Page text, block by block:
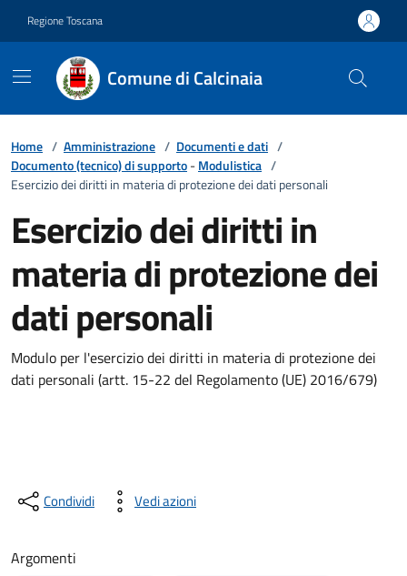
Regione Toscana
Comune di Calcinaia
Home / Amministrazione / Documenti e dati /
Documento (tecnico) di supporto-Modulistica /
Esercizio dei diritti in materia di protezione dei dati personali
Esercizio dei diritti in
materia di protezione dei
dati personali
Modulo per l'esercizio dei diritti in materia di protezione dei
dati personali (artt. 15-22 del Regolamento (UE) 2016/679)
Condividi Vedi azioni
Argomenti